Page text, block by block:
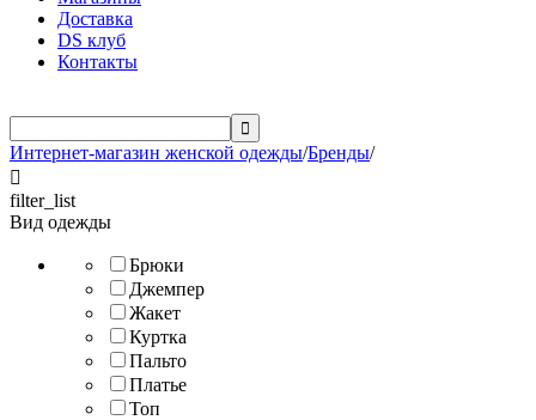
Доставка
DS клуб
Контакты

Интернет-магазин женской одежды/Бренды/

filter_list
Вид одежды
Брюки
Джемпер
Жакет
Куртка
Пальто
Платье
Топ